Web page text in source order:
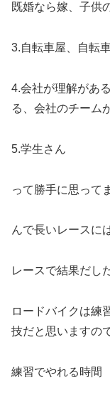
既婚なら嫁、子供
3.自転車屋、自転
4.会社が理解があ
る、会社のチーム
5.学生さん
って勝手に思って
んで長いレースに
レースで結果だし
ロードバイクは練
技だと思いますの
練習でやれる時間